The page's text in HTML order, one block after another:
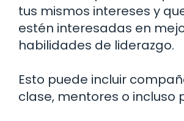
tus mismos intereses y
estén interesadas en
habilidades de liderazgo.
Esto puede incluir
clase, mentores o incluso